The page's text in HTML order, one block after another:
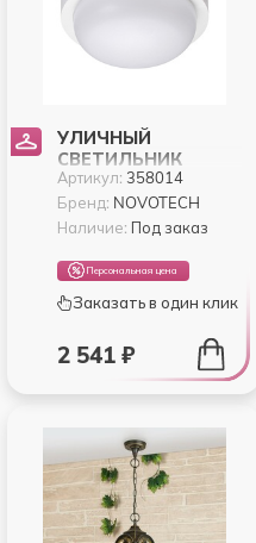
УЛИЧНЫЙ
СВЕТИЛЬНИК
NOVOTECH OPAL
358014
Артикул: 358014
Бренд: NOVOTECH
Наличие: Под заказ
Персональная цена
Заказать в один клик
2 541 ₽